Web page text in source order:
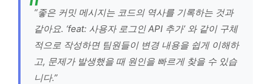
“좋은 커밋 메시지는 코드의 역사를 기록하는 것과
같아요. ‘feat: 사용자 로그인 API 추가’ 와 같이 구체
적으로 작성하면 팀원들이 변경 내용을 쉽게 이해하
고, 문제가 발생했을 때 원인을 빠르게 찾을 수 있습
니다.”